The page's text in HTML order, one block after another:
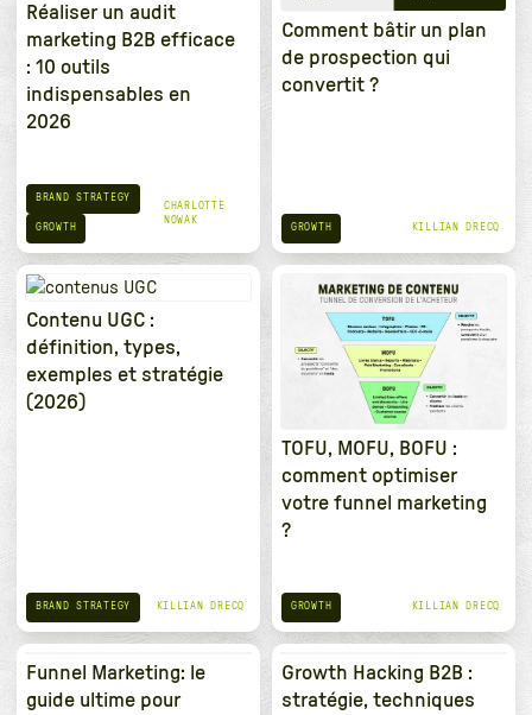
Réaliser un audit
marketing B2B efficace
: 10 outils
indispensables en
2026
BRAND STRATEGY
GROWTH
CHARLOTTE
NOWAK
Comment bâtir un plan
de prospection qui
convertit ?
GROWTH KILLIAN DRECQ
Contenu UGC :
définition, types,
exemples et stratégie
(2026)
BRAND STRATEGY KILLIAN DRECQ
TOFU, MOFU, BOFU :
comment optimiser
votre funnel marketing
?
GROWTH KILLIAN DRECQ
Funnel Marketing: le
guide ultime pour
Growth Hacking B2B :
stratégie, techniques